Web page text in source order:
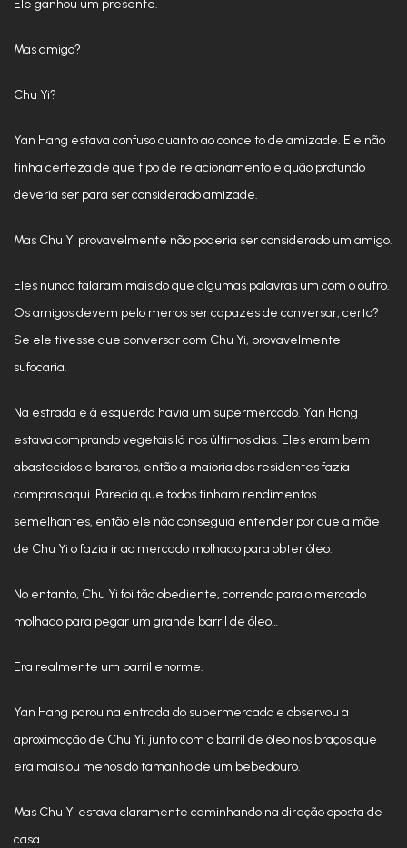
Ele ganhou um presente.
Mas amigo?
Chu Yi?
Yan Hang estava confuso quanto ao conceito de amizade. Ele não
tinha certeza de que tipo de relacionamento e quão profundo
deveria ser para ser considerado amizade.
Mas Chu Yi provavelmente não poderia ser considerado um amigo.
Eles nunca falaram mais do que algumas palavras um com o outro.
Os amigos devem pelo menos ser capazes de conversar, certo?
Se ele tivesse que conversar com Chu Yi, provavelmente
sufocaria.
Na estrada e à esquerda havia um supermercado. Yan Hang
estava comprando vegetais lá nos últimos dias. Eles eram bem
abastecidos e baratos, então a maioria dos residentes fazia
compras aqui. Parecia que todos tinham rendimentos
semelhantes, então ele não conseguia entender por que a mãe
de Chu Yi o fazia ir ao mercado molhado para obter óleo.
No entanto, Chu Yi foi tão obediente, correndo para o mercado
molhado para pegar um grande barril de óleo…
Era realmente um barril enorme.
Yan Hang parou na entrada do supermercado e observou a
aproximação de Chu Yi, junto com o barril de óleo nos braços que
era mais ou menos do tamanho de um bebedouro.
Mas Chu Yi estava claramente caminhando na direção oposta de
casa.